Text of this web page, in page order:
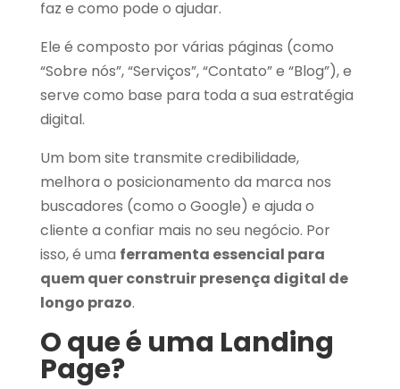
faz e como pode o ajudar.
Ele é composto por várias páginas (como
“Sobre nós”, “Serviços”, “Contato” e “Blog”), e
serve como base para toda a sua estratégia
digital.
Um bom site transmite credibilidade,
melhora o posicionamento da marca nos
buscadores (como o Google) e ajuda o
cliente a confiar mais no seu negócio. Por
isso, é uma ferramenta essencial para
quem quer construir presença digital de
longo prazo.
O que é uma Landing
Page?